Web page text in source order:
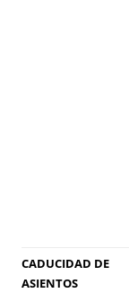
CADUCIDAD DE
ASIENTOS